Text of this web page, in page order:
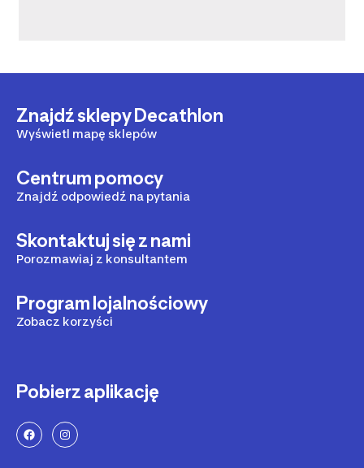
Znajdź sklepy Decathlon
Wyświetl mapę sklepów
Centrum pomocy
Znajdź odpowiedź na pytania
Skontaktuj się z nami
Porozmawiaj z konsultantem
Program lojalnościowy
Zobacz korzyści
Pobierz aplikację